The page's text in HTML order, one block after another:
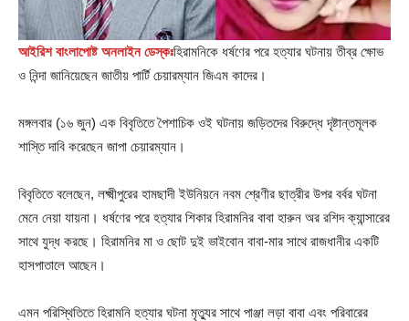
আইরিশ বাংলাপোষ্ট অনলাইন ডেস্কঃহিরামনিকে ধর্ষণের পরে হত্যার ঘটনায় তীব্র ক্ষোভ
ও নিন্দা জানিয়েছেন জাতীয় পার্টি চেয়ারম্যান জিএম কাদের।
মঙ্গলবার (১৬ জুন) এক বিবৃতিতে পৈশাচিক ওই ঘটনায় জড়িতদের বিরুদ্ধে দৃষ্টান্তমূলক
শাস্তি দাবি করেছেন জাপা চেয়ারম্যান।
বিবৃতিতে বলেছেন, লক্ষ্মীপুরের হামছাদী ইউনিয়নে নবম শ্রেণীর ছাত্রীর উপর বর্বর ঘটনা
মেনে নেয়া যায়না। ধর্ষণের পরে হত্যার শিকার হিরামনির বাবা হারুন অর রশিদ ক্যান্সারের
সাথে যুদ্ধ করছে। হিরামনির মা ও ছোট দুই ভাইবোন বাবা-মার সাথে রাজধানীর একটি
হাসপাতালে আছেন।
এমন পরিস্থিতিতে হিরামনি হত্যার ঘটনা মৃত্যুর সাথে পাঞ্জা লড়া বাবা এবং পরিবারের